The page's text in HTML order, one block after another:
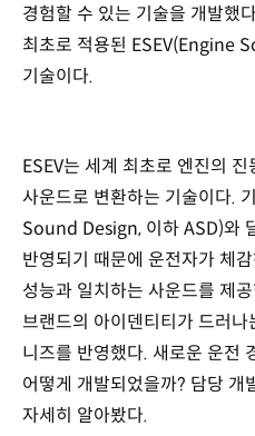
경험할 수 있는 기술을 개발했
최초로 적용된 ESEV(Engine
기술이다.
ESEV는 세계 최초로 엔진의
사운드로 변환하는 기술이다.
Sound Design, 이하 ASD)와
반영되기 때문에 운전자가 체
성능과 일치하는 사운드를 제
브랜드의 아이덴티티가 드러
니즈를 반영했다. 새로운 운전
어떻게 개발되었을까? 담당 개
자세히 알아봤다.